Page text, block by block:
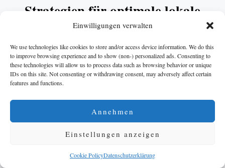
Einwilligungen verwalten
We use technologies like cookies to store and/or access device information. We do this
to improve browsing experience and to show (non-) personalized ads. Consenting to
these technologies will allow us to process data such as browsing behavior or unique
IDs on this site. Not consenting or withdrawing consent, may adversely affect certain
features and functions.
Annehmen
Einstellungen anzeigen
Cookie PolicyDatenschutzerklärung
Strategien für optimale lokale
Sichtbarkeit
Es gibt 3 grundlegende Strategien zur Faktoren der lokalen
Sichtbarkeit:
1. Nähe zum Geschäft